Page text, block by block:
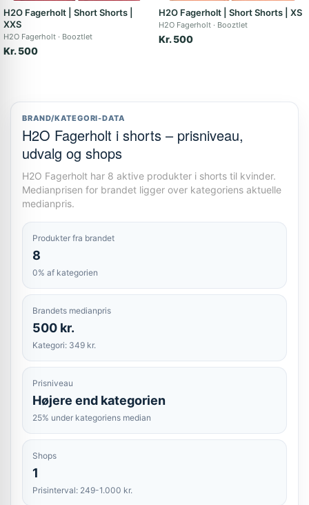
H2O Fagerholt | Short Shorts |
XXS
H2O Fagerholt Booztlet
Kr. 500
H2O Fagerholt | Short Shorts | XS
H2O Fagerholt Booztlet
Kr. 500
BRAND/KATEGORI-DATA
H2O Fagerholt i shorts – prisniveau,
udvalg og shops
H2O Fagerholt har 8 aktive produkter i shorts til kvinder.
Medianprisen for brandet ligger over kategoriens aktuelle
medianpris.
Produkter fra brandet
8
0% af kategorien
Brandets medianpris
500 kr.
Kategori: 349 kr.
Prisniveau
Højere end kategorien
25% under kategoriens median
Shops
1
Prisinterval: 249-1.000 kr.